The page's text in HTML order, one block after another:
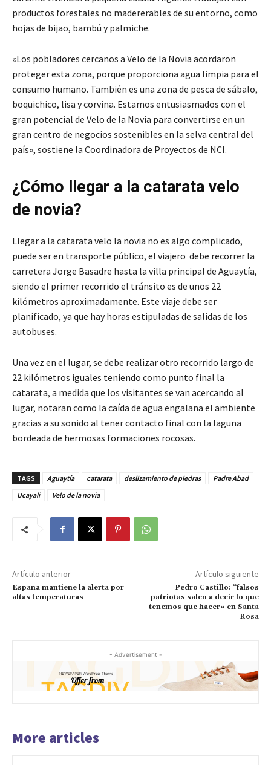
productos forestales no madererables de su entorno, como
hojas de bijao, bambú y palmiche.
«Los pobladores cercanos a Velo de la Novia acordaron
proteger esta zona, porque proporciona agua limpia para el
consumo humano. También es una zona de pesca de sábalo,
boquichico, lisa y corvina. Estamos entusiasmados con el
gran potencial de Velo de la Novia para convertirse en un
gran centro de negocios sostenibles en la selva central del
país», sostiene la Coordinadora de Proyectos de NCI.
¿Cómo llegar a la catarata velo
de novia?
Llegar a la catarata velo la novia no es algo complicado,
puede ser en transporte público, el viajero debe recorrer la
carretera Jorge Basadre hasta la villa principal de Aguaytía,
siendo el primer recorrido el tránsito es de unos 22
kilómetros aproximadamente. Este viaje debe ser
planificado, ya que hay horas estipuladas de salidas de los
autobuses.
Una vez en el lugar, se debe realizar otro recorrido largo de
22 kilómetros iguales teniendo como punto final la
catarata, a medida que los visitantes se van acercando al
lugar, notaran como la caída de agua engalana el ambiente
gracias a su sonido al tener contacto final con la laguna
bordeada de hermosas formaciones rocosas.
TAGS Aguaytía catarata deslizamiento de piedras
Padre Abad
Ucayali
Velo de la novia
Artículo anterior
España mantiene la alerta por
altas temperaturas
Artículo siguiente
Pedro Castillo: “falsos
patriotas salen a decir lo que
tenemos que hacer» en Santa
Rosa
- Advertisement -
More articles